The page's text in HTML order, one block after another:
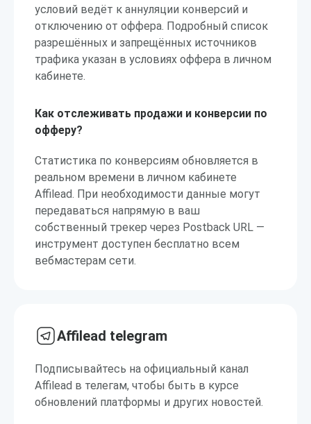
условий ведёт к аннуляции конверсий и
отключению от оффера. Подробный список
разрешённых и запрещённых источников
трафика указан в условиях оффера в личном
кабинете.
Как отслеживать продажи и конверсии по
офферу?
Статистика по конверсиям обновляется в
реальном времени в личном кабинете
Affilead. При необходимости данные могут
передаваться напрямую в ваш
собственный трекер через Postback URL —
инструмент доступен бесплатно всем
вебмастерам сети.
Affilead telegram
Подписывайтесь на официальный канал
Affilead в телегам, чтобы быть в курсе
обновлений платформы и других новостей.